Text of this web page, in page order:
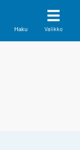
Haku Valikko